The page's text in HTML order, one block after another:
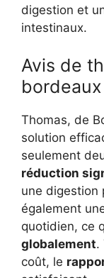
digestion et
intestinaux.
Avis de
bordeaux
Thomas, de
solution
seulement
réduction
une digestion
également
quotidien, ce
globalement.
coût, le